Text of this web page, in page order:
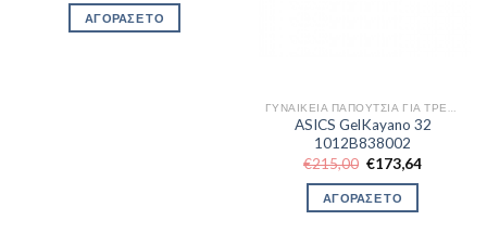
was:
€124,00.
ΑΓΟΡΑΣΕ ΤΟ
ASICS GelKayano 32
1012B838002
€215,00 Original
was:
€215,00.
€173,64Η
ΑΓΟΡΑΣΕ ΤΟ